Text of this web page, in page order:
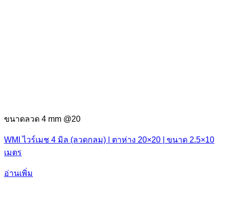
ขนาดลวด 4 mm @20
WMI ไวร์เมช 4 มิล (ลวดกลม) | ตาห่าง 20×20 | ขนาด 2.5×10
เมตร
อ่านเพิ่ม